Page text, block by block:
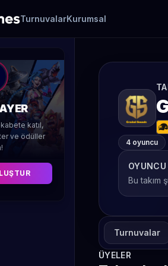
TurnuvalarKurumsal
katıl,
ve ödüller
4 oyuncu
OYUNCU
Bu takım
Turnuvalar
ÜYELER